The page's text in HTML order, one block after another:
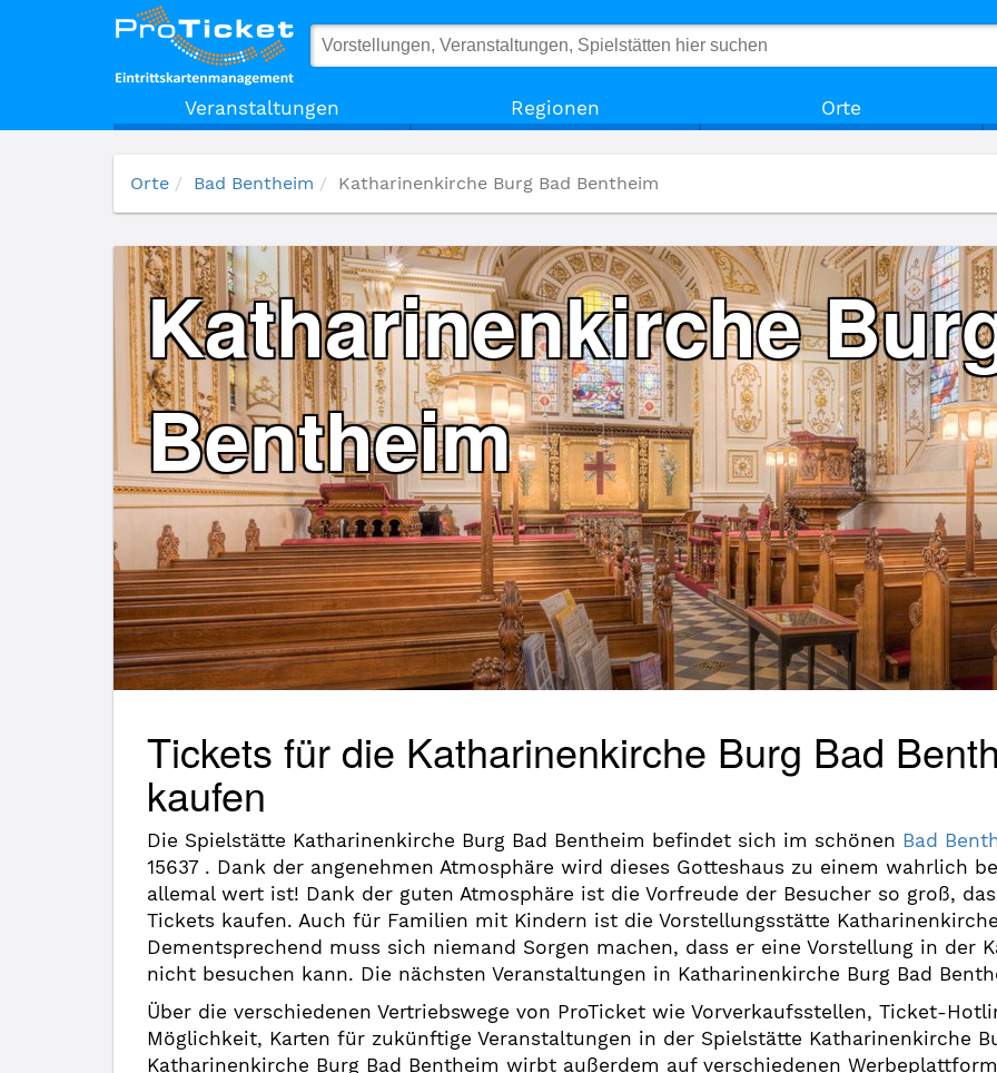
Veranstaltungen Regionen Orte
Katharinenkirche Burg Bad Bentheim
Orte Bad Bentheim Katharinenkirche Burg Bad Bentheim
Katharinenkirche
Bentheim
Tickets für die Katharinenkirche Burg Bad
kaufen
Die Spielstätte Katharinenkirche Burg Bad Bentheim befindet sich im schönen Bad
15637 . Dank der angenehmen Atmosphäre wird dieses Gotteshaus zu einem wahrlich
allemal wert ist! Dank der guten Atmosphäre ist die Vorfreude der Besucher so groß,
Tickets kaufen. Auch für Familien mit Kindern ist die Vorstellungsstätte
Dementsprechend muss sich niemand Sorgen machen, dass er eine Vorstellung in der
nicht besuchen kann. Die nächsten Veranstaltungen in Katharinenkirche Burg Bad
Über die verschiedenen Vertriebswege von ProTicket wie Vorverkaufsstellen, Ticket-
Möglichkeit, Karten für zukünftige Veranstaltungen in der Spielstätte Katharinenkirche
Katharinenkirche Burg Bad Bentheim wirbt außerdem auf verschiedenen